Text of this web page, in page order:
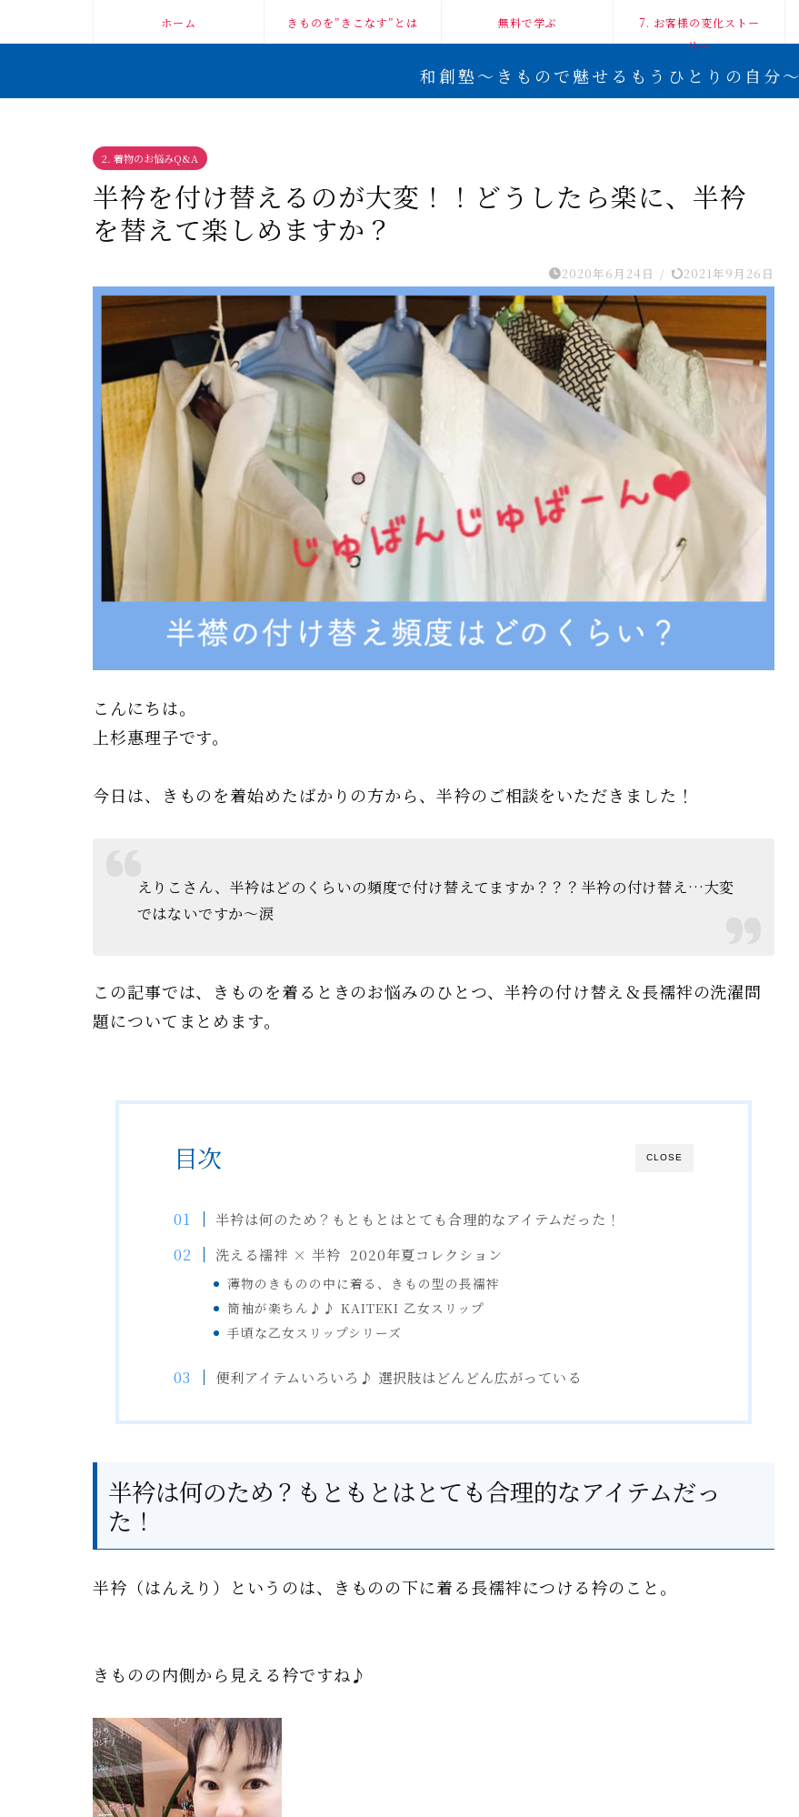
ホーム きものを”きこなす”とは 無料で学ぶ
7. お客様の変化ストー
リー
和創塾〜きもので魅せるもうひとりの自分〜
2. 着物のお悩みQ&A
半衿を付け替えるのが大変！！どうしたら楽に、半衿
を替えて楽しめますか？
2020年6月24日 / 2021年9月26日
こんにちは。
上杉惠理子です。
今日は、きものを着始めたばかりの方から、半衿のご相談をいただきました！
えりこさん、半衿はどのくらいの頻度で付け替えてますか？？？半衿の付け替え…大変
ではないですか〜涙
この記事では、きものを着るときのお悩みのひとつ、半衿の付け替え＆長襦袢の洗濯問
題についてまとめます。
CLOSE
目次
半衿は何のため？もともとはとても合理的なアイテムだった！
洗える襦袢 × 半衿 2020年夏コレクション
薄物のきものの中に着る、きもの型の長襦袢
筒袖が楽ちん♪♪ KAITEKI 乙女スリップ
手頃な乙女スリップシリーズ
便利アイテムいろいろ♪ 選択肢はどんどん広がっている
半衿は何のため？もともとはとても合理的なアイテムだっ
た！
半衿（はんえり ）というのは、きものの下に着る長襦袢につける衿のこと。
きものの内側から見える衿ですね♪